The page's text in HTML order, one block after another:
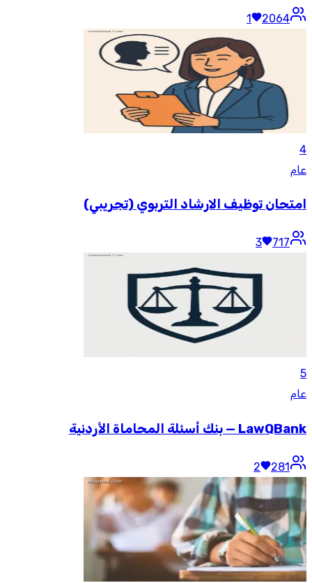
2064
1
4
عام
امتحان توظيف الارشاد التربوي (تجريبي)
717
3
5
عام
LawQBank — بنك أسئلة المحاماة الأردنية
281
2